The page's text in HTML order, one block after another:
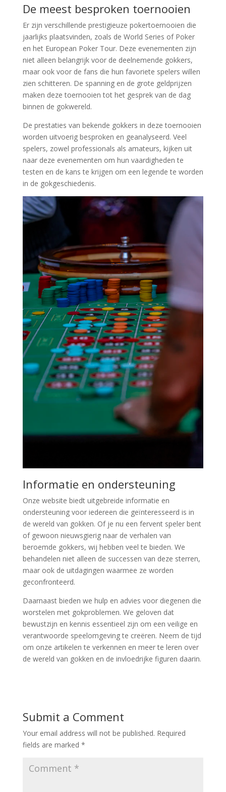
De meest besproken toernooien
Er zijn verschillende prestigieuze pokertoernooien die
jaarlijks plaatsvinden, zoals de World Series of Poker
en het European Poker Tour. Deze evenementen zijn
niet alleen belangrijk voor de deelnemende gokkers,
maar ook voor de fans die hun favoriete spelers willen
zien schitteren. De spanning en de grote geldprijzen
maken deze toernooien tot het gesprek van de dag
binnen de gokwereld.
De prestaties van bekende gokkers in deze toernooien
worden uitvoerig besproken en geanalyseerd. Veel
spelers, zowel professionals als amateurs, kijken uit
naar deze evenementen om hun vaardigheden te
testen en de kans te krijgen om een legende te worden
in de gokgeschiedenis.
Informatie en ondersteuning
Onze website biedt uitgebreide informatie en
ondersteuning voor iedereen die geïnteresseerd is in
de wereld van gokken. Of je nu een fervent speler bent
of gewoon nieuwsgierig naar de verhalen van
beroemde gokkers, wij hebben veel te bieden. We
behandelen niet alleen de successen van deze sterren,
maar ook de uitdagingen waarmee ze worden
geconfronteerd.
Daarnaast bieden we hulp en advies voor diegenen die
worstelen met gokproblemen. We geloven dat
bewustzijn en kennis essentieel zijn om een veilige en
verantwoorde speelomgeving te creëren. Neem de tijd
om onze artikelen te verkennen en meer te leren over
de wereld van gokken en de invloedrijke figuren daarin.
Submit a Comment
Your email address will not be published. Required
fields are marked *